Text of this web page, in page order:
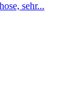
sehr...